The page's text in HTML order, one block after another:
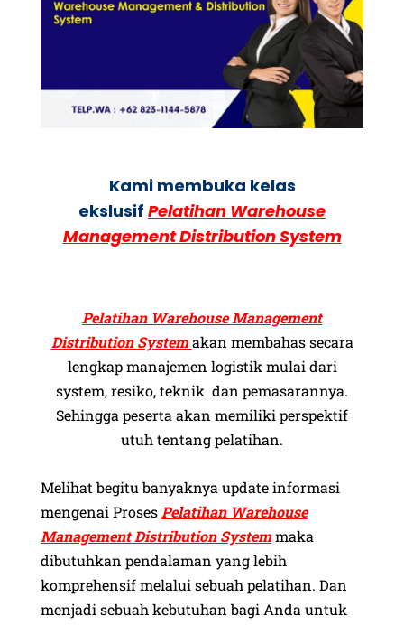
Kami membuka kelas
ekslusif Pelatihan Warehouse
Management Distribution System
Pelatihan Warehouse Management
Distribution Systemakan membahas secara
lengkap manajemen logistik mulai dari
system, resiko, teknik dan pemasarannya.
Sehingga peserta akan memiliki perspektif
utuh tentang pelatihan.
Melihat begitu banyaknya update informasi
mengenai ProsesPelatihan Warehouse
Management Distribution Systemmaka
dibutuhkan pendalaman yang lebih
komprehensif melalui sebuah pelatihan. Dan
menjadi sebuah kebutuhan bagi Anda untuk